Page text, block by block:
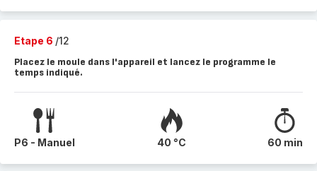
Etape 6 /12
Placez le moule dans l'appareil et lancez le programme le
temps indiqué.
P6 - Manuel 40 °C 60 min